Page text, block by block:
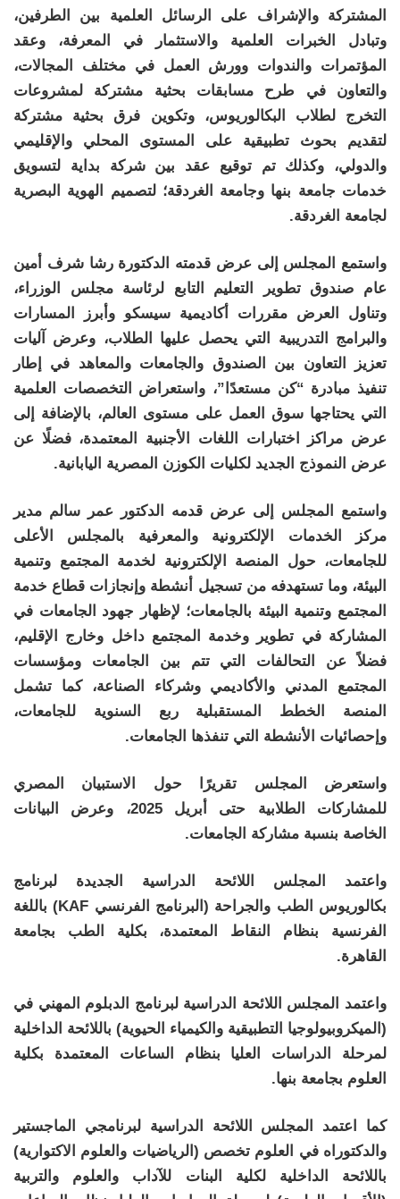
المشتركة والإشراف على الرسائل العلمية بين الطرفين،
وتبادل الخبرات العلمية والاستثمار في المعرفة، وعقد
المؤتمرات والندوات وورش العمل في مختلف المجالات،
والتعاون في طرح مسابقات بحثية مشتركة لمشروعات
التخرج لطلاب البكالوريوس، وتكوين فرق بحثية مشتركة
لتقديم بحوث تطبيقية على المستوى المحلي والإقليمي
والدولي، وكذلك تم توقيع عقد بين شركة بداية لتسويق
خدمات جامعة بنها وجامعة الغردقة؛ لتصميم الهوية البصرية
لجامعة الغردقة.
واستمع المجلس إلى عرض قدمته الدكتورة رشا شرف أمين
عام صندوق تطوير التعليم التابع لرئاسة مجلس الوزراء،
وتناول العرض مقررات أكاديمية سيسكو وأبرز المسارات
والبرامج التدريبية التي يحصل عليها الطلاب، وعرض آليات
تعزيز التعاون بين الصندوق والجامعات والمعاهد في إطار
تنفيذ مبادرة “كن مستعدًا”، واستعراض التخصصات العلمية
التي يحتاجها سوق العمل على مستوى العالم، بالإضافة إلى
عرض مراكز اختبارات اللغات الأجنبية المعتمدة، فضلًا عن
عرض النموذج الجديد لكليات الكوزن المصرية اليابانية.
واستمع المجلس إلى عرض قدمه الدكتور عمر سالم مدير
مركز الخدمات الإلكترونية والمعرفية بالمجلس الأعلى
للجامعات، حول المنصة الإلكترونية لخدمة المجتمع وتنمية
البيئة، وما تستهدفه من تسجيل أنشطة وإنجازات قطاع خدمة
المجتمع وتنمية البيئة بالجامعات؛ لإظهار جهود الجامعات في
المشاركة في تطوير وخدمة المجتمع داخل وخارج الإقليم،
فضلاً عن التحالفات التي تتم بين الجامعات ومؤسسات
المجتمع المدني والأكاديمي وشركاء الصناعة، كما تشمل
المنصة الخطط المستقبلية ربع السنوية للجامعات،
وإحصائيات الأنشطة التي تنفذها الجامعات.
واستعرض المجلس تقريرًا حول الاستبيان المصري
للمشاركات الطلابية حتى أبريل 2025، وعرض البيانات
الخاصة بنسبة مشاركة الجامعات.
واعتمد المجلس اللائحة الدراسية الجديدة لبرنامج
بكالوريوس الطب والجراحة (البرنامج الفرنسي KAF) باللغة
الفرنسية بنظام النقاط المعتمدة، بكلية الطب بجامعة
القاهرة.
واعتمد المجلس اللائحة الدراسية لبرنامج الدبلوم المهني في
(الميكروبيولوجيا التطبيقية والكيمياء الحيوية) باللائحة الداخلية
لمرحلة الدراسات العليا بنظام الساعات المعتمدة بكلية
العلوم بجامعة بنها.
كما اعتمد المجلس اللائحة الدراسية لبرنامجي الماجستير
والدكتوراه في العلوم تخصص (الرياضيات والعلوم الاكتوارية)
باللائحة الداخلية لكلية البنات للآداب والعلوم والتربية